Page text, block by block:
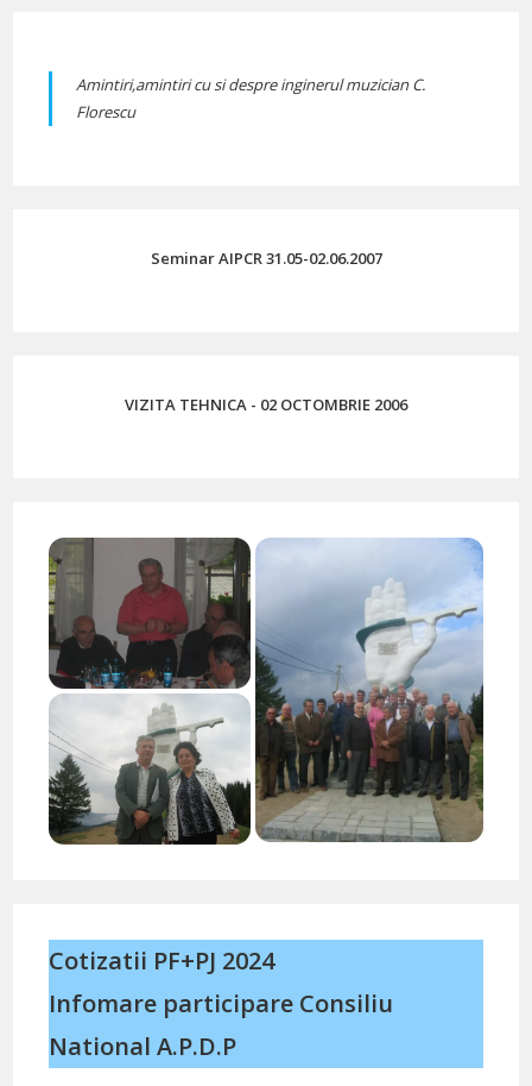
Amintiri,amintiri cu si despre inginerul muzician C.
Florescu
Seminar AIPCR 31.05-02.06.2007
VIZITA TEHNICA - 02 OCTOMBRIE 2006
Cotizatii PF+PJ 2024
Infomare participare Consiliu
National A.P.D.P